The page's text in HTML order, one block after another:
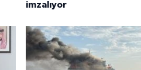
imzalıyor